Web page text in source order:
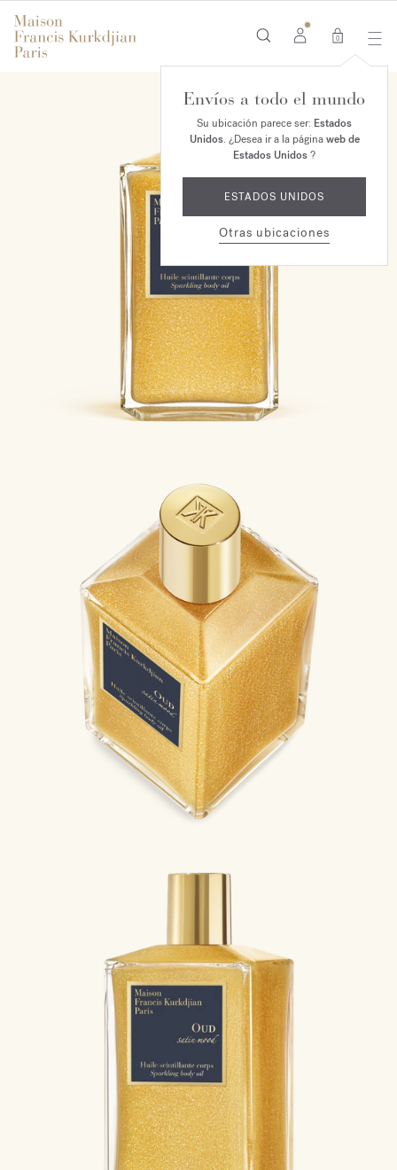
0
Envíos a todo el mundo
Su ubicación parece ser: Estados
Unidos. ¿Desea ir a la páginaweb de
Estados Unidos?
ESTADOS UNIDOS
Otras ubicaciones